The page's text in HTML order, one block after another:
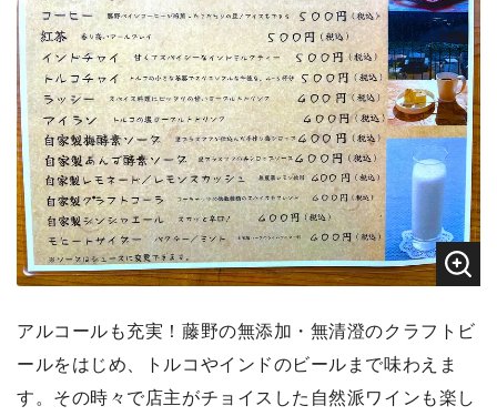
アルコールも充実！藤野の無添加・無清澄のクラフトビ
ールをはじめ、トルコやインドのビールまで味わえま
す。その時々で店主がチョイスした自然派ワインも楽し